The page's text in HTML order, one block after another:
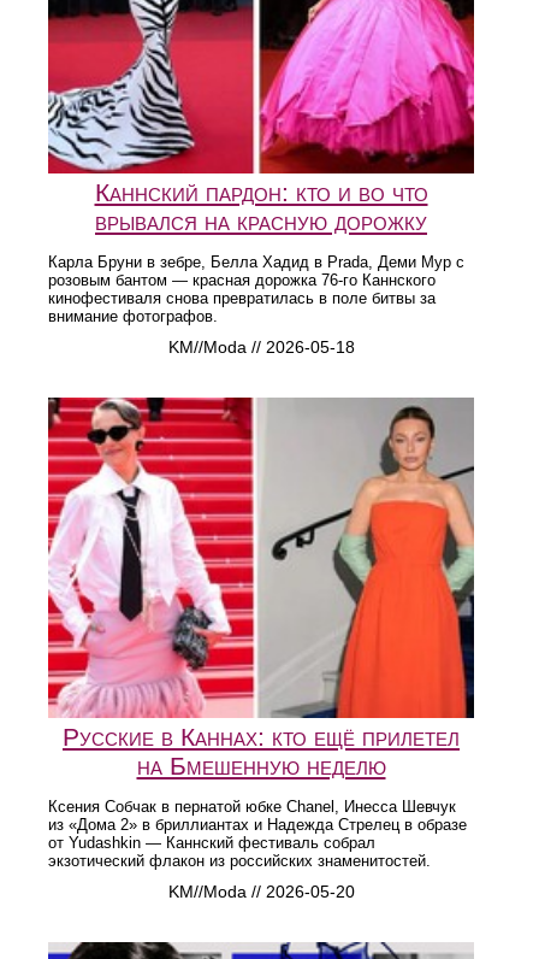
Каннский пардон: кто и во что
врывался на красную дорожку
Карла Бруни в зебре, Белла Хадид в Prada, Деми Мур с
розовым бантом — красная дорожка 76-го Каннского
кинофестиваля снова превратилась в поле битвы за
внимание фотографов.
KM//Moda // 2026-05-18
Русские в Каннах: кто ещё прилетел
на Бмешенную неделю
Ксения Собчак в пернатой юбке Chanel, Инесса Шевчук
из «Дома 2» в бриллиантах и Надежда Стрелец в образе
от Yudashkin — Каннский фестиваль собрал
экзотический флакон из российских знаменитостей.
KM//Moda // 2026-05-20